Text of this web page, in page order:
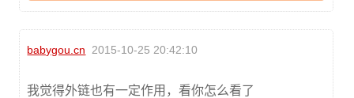
babygou.cn 2015-10-25 20:42:10
我觉得外链也有一定作用，看你怎么看了